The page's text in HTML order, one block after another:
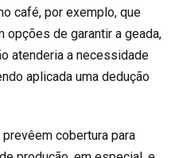
café, por exemplo, que
opções de garantir a geada,
atenderia a necessidade
aplicada uma dedução
prevêem cobertura para